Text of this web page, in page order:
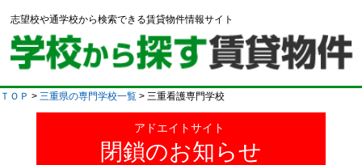
志望校や通学校から検索できる賃貸物件情報サイト
ＴＯＰ > 三重県の専門学校一覧 > 三重看護専門学校
アドエイトサイト
閉鎖のお知らせ